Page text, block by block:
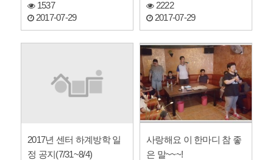
1537
2017-07-29
2222
2017-07-29
2017년 센터 하계방학 일
정 공지(7/31~8/4)
사랑해요 이 한마디 참 좋
은 말~~~!